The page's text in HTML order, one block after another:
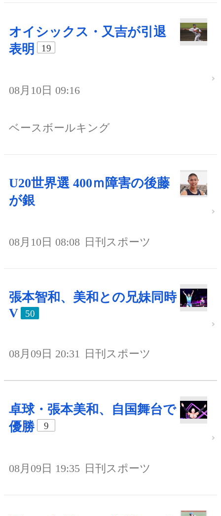
オイシックス・又吉が引退
表明
19
08月10日 09:16
ベースボールキング
U20世界選 400ｍ障害の後藤
が銀
08月10日 08:08 日刊スポーツ
張本智和、美和との兄妹同時
V
50
08月09日 20:31 日刊スポーツ
卓球・張本美和、自国舞台で
優勝
9
08月09日 19:35 日刊スポーツ